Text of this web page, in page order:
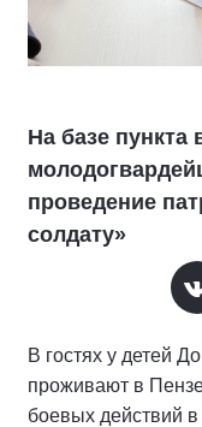
На базе пункта
проведение
солдату»
В гостях у детей
проживают в
боевых действий